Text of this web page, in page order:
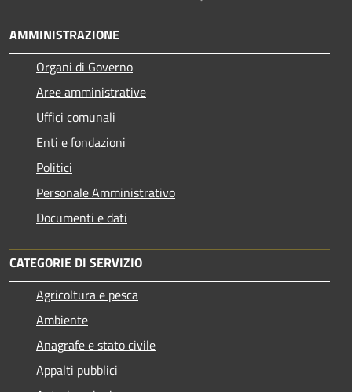
AMMINISTRAZIONE
Organi di Governo
Aree amministrative
Uffici comunali
Enti e fondazioni
Politici
Personale Amministrativo
Documenti e dati
CATEGORIE DI SERVIZIO
Agricoltura e pesca
Ambiente
Anagrafe e stato civile
Appalti pubblici